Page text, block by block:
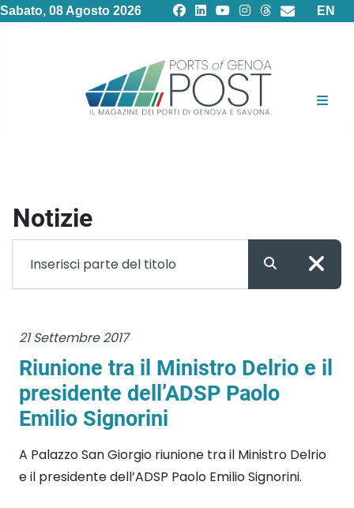
Sabato, 08 Agosto 2026 EN
Notizie
21 Settembre 2017
Riunione tra il Ministro Delrio e il
presidente dell’ADSP Paolo
Emilio Signorini
A Palazzo San Giorgio riunione tra il Ministro Delrio
e il presidente dell’ADSP Paolo Emilio Signorini.